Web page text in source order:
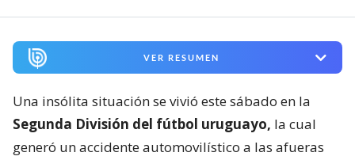
VER RESUMEN
Una insólita situación se vivió este sábado en la
Segunda División del fútbol uruguayo, la cual
generó un accidente automovilístico a las afueras